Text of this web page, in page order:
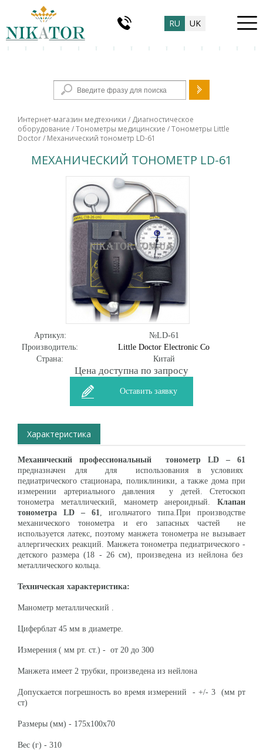
RU UK
Форма поиска
Интернет-магазин медтехники / Диагностическое
оборудование /Тонометры медицинские /Тонометры Little
Doctor/ Механический тонометр LD-61
МЕХАНИЧЕСКИЙ ТОНОМЕТР LD-61
Артикул:
№LD-61
Производитель:
Little Doctor Electronic Co
Страна:
Китай
Цена доступна по запросу
Оставить заявку
Характеристика
Механический профессиональный тонометр LD – 61
предназначен для для использования в условиях
педиатрического стационара, поликлиники, а также дома при
измерении артериального давления у детей. Стетоскоп
тонометра металлический, манометр анероидный. Клапан
тонометра LD – 61, игольчатого типа.При производстве
механического тонометра и его запасных частей не
используется латекс, поэтому манжета тонометра не вызывает
аллергических реакций. Манжета тонометра педиатрического -
детского размера (18 - 26 см), произведена из нейлона без
металлического кольца.
Техническая характеристика:
Манометр металлический .
Циферблат 45 мм в диаметре.
Измерения ( мм рт. ст.) - от 20 до 300
Манжета имеет 2 трубки, произведена из нейлона
Допускается погрешность во время измерений - +/- 3 (мм рт
ст)
Размеры (мм) - 175х100х70
Вес (г) - 310